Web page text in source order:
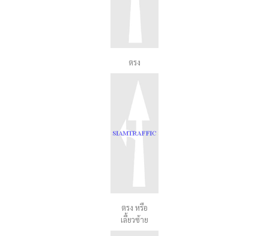
ตรง
ตรง หรือ
เลี้ยวซ้าย